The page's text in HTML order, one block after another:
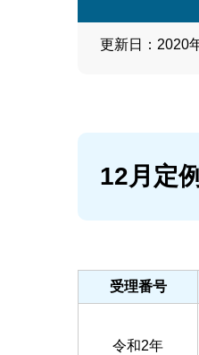
更新日：2020
12月定
受理番号
令和2年